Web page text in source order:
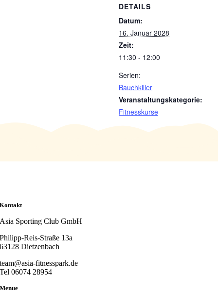
DETAILS
Datum:
16. Januar 2028
Zeit:
11:30 - 12:00
Serien:
Bauchkiller
Veranstaltungskategorie:
Fitnesskurse
Kontakt
Asia Sporting Club GmbH
Philipp-Reis-Straße 13a
63128 Dietzenbach
team@asia-fitnesspark.de
Tel 06074 28954
Menue